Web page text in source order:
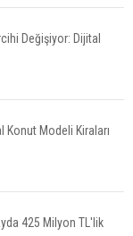
Konut Eylülde
Yeni Dönem
Değişiyor: Dijital
Konut Modeli Kiraları
425 Milyon TL'lik